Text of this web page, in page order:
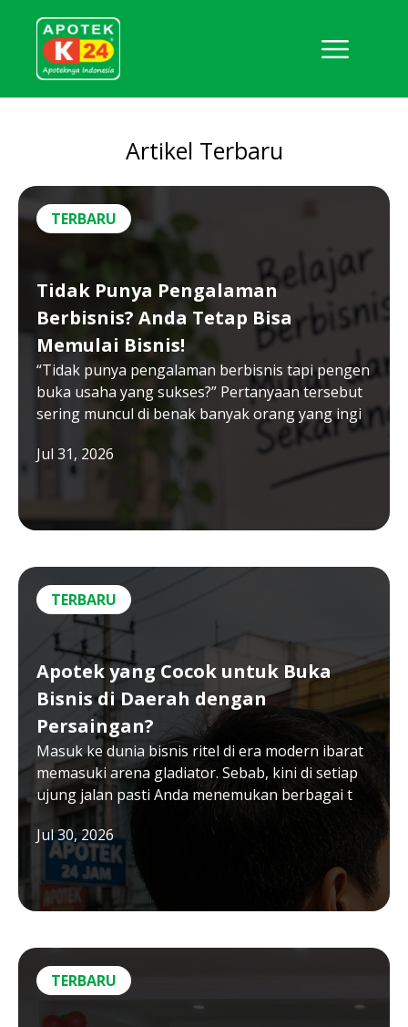
Artikel Terbaru
Tidak Punya Pengalaman
Berbisnis? Anda Tetap Bisa
Memulai Bisnis!
“Tidak punya pengalaman berbisnis tapi pengen
buka usaha yang sukses?” Pertanyaan tersebut
sering muncul di benak banyak orang yang ingi
Jul 31, 2026
TERBARU
Apotek yang Cocok untuk Buka
Bisnis di Daerah dengan
Persaingan?
Masuk ke dunia bisnis ritel di era modern ibarat
memasuki arena gladiator. Sebab, kini di setiap
ujung jalan pasti Anda menemukan berbagai t
Jul 30, 2026
TERBARU
TERBARU